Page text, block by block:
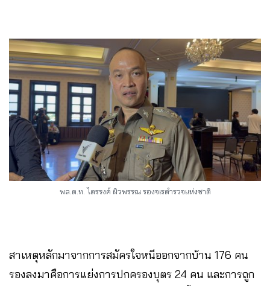
พล.ต.ท. ไตรรงค์ ผิวพรรณ รองจเรตำรวจแห่งชาติ
สาเหตุหลักมาจากการสมัครใจหนีออกจากบ้าน 176 คน
รองลงมาคือการแย่งการปกครองบุตร 24 คน และการถูก